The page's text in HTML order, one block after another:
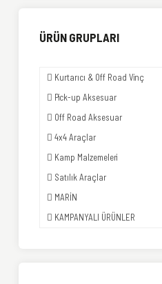
ÜRÜN GRUPLARI
Kurtarıcı & Off Road Vinç
Pick-up Aksesuar
Off Road Aksesuar
4x4 Araçlar
Kamp Malzemeleri
Satılık Araçlar
MARİN
KAMPANYALI ÜRÜNLER